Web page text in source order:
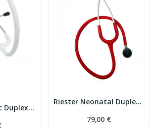
Riester Pediatric Duplex 2.0 стетоскоп
Riester Neonatal Duplex 2.0 стетоскоп
79,00 €